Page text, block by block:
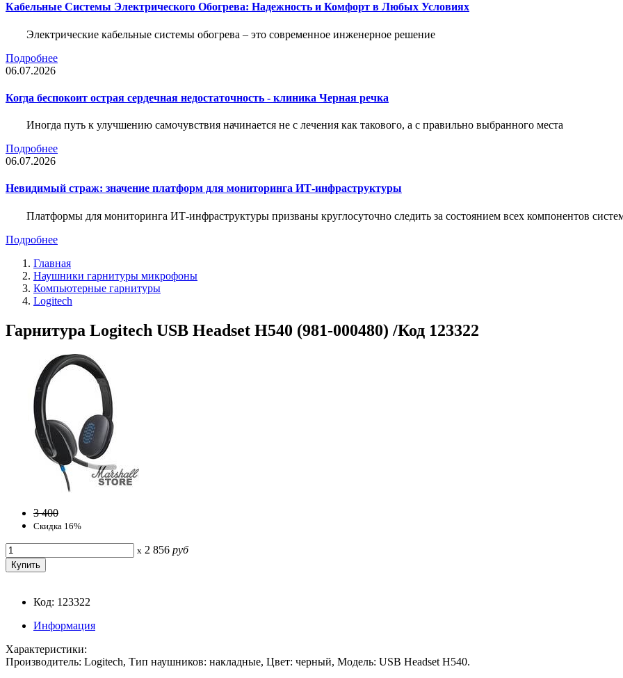
Кабельные Системы Электрического Обогрева: Надежность и Комфорт в Любых Условиях
Электрические кабельные системы обогрева – это современное инженерное решение
Подробнее
06.07.2026
Когда беспокоит острая сердечная недостаточность - клиника Черная речка
Иногда путь к улучшению самочувствия начинается не с лечения как такового, а с правильно выбранного места
Подробнее
06.07.2026
Невидимый страж: значение платформ для мониторинга ИТ-инфраструктуры
Платформы для мониторинга ИТ-инфраструктуры призваны круглосуточно следить за состоянием всех компонентов
Подробнее
Главная
Наушники гарнитуры микрофоны
Компьютерные гарнитуры
Logitech
Гарнитура Logitech USB Headset H540 (981-000480) /Код 123322
3 400
Скидка 16%
x 2 856 руб
Код: 123322
Информация
Характеристики:
Производитель: Logitech, Тип наушников: накладные, Цвет: черный, Модель: USB Headset H540.